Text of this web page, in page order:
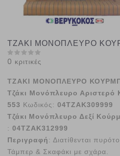
ΤΖΑΚΙ ΜΟΝΟΠΛΕΥΡΟ
0 κριτικές
ΤΖΑΚΙ ΜΟΝΟΠΛΕΥΡΟ
Τζάκι Μονόπλευρο Αριστερό
553 Κωδικός: 04ΤΖΑΚ309999
Τζάκι Μονόπλευρο Δεξί
: 04ΤΖΑΚ312999
Περιγραφή: Διατίθενται
Τάμπερ & Σκαφάκι με σχάρα.